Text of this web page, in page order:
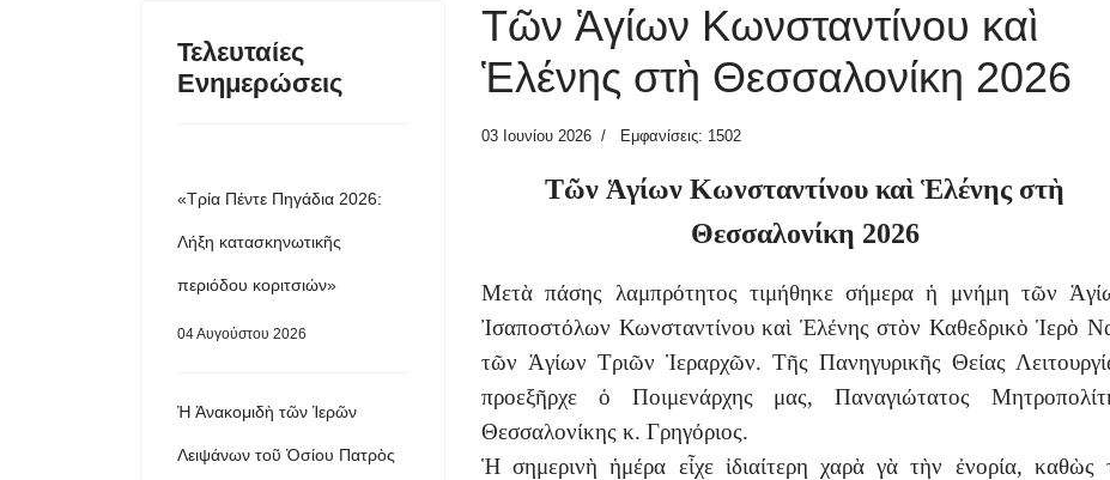
Τελευταίες
Ενημερώσεις
«Τρία Πέντε Πηγάδια 2026:
Λήξη κατασκηνωτικῆς
περιόδου κοριτσιών»
04 Αυγούστου 2026
Ἡ Ἀνακομιδὴ τῶν Ἱερῶν
Λειψάνων τοῦ Ὁσίου Πατρὸς
Τῶν Ἁγίων Κωνσταντίνου καὶ
Ἑλένης στὴ Θεσσαλονίκη 2026
03 Ιουνίου 2026 Εμφανίσεις: 1502
Τῶν Ἁγίων Κωνσταντίνου καὶ Ἑλένης στὴ
Θεσσαλονίκη 2026
Μετὰ πάσης λαμπρότητος τιμήθηκε σήμερα ἡ μνήμη τῶν
Ἰσαποστόλων Κωνσταντίνου καὶ Ἑλένης στὸν Καθεδρικὸ Ἱερὸ
τῶν Ἁγίων Τριῶν Ἱεραρχῶν. Τῆς Πανηγυρικῆς Θείας
προεξῆρχε ὁ Ποιμενάρχης μας, Παναγιώτατος
Θεσσαλονίκης κ. Γρηγόριος.
Ἡ σημερινὴ ἡμέρα εἶχε ἰδιαίτερη χαρὰ γὰ τὴν ἐνορία, καθὼς